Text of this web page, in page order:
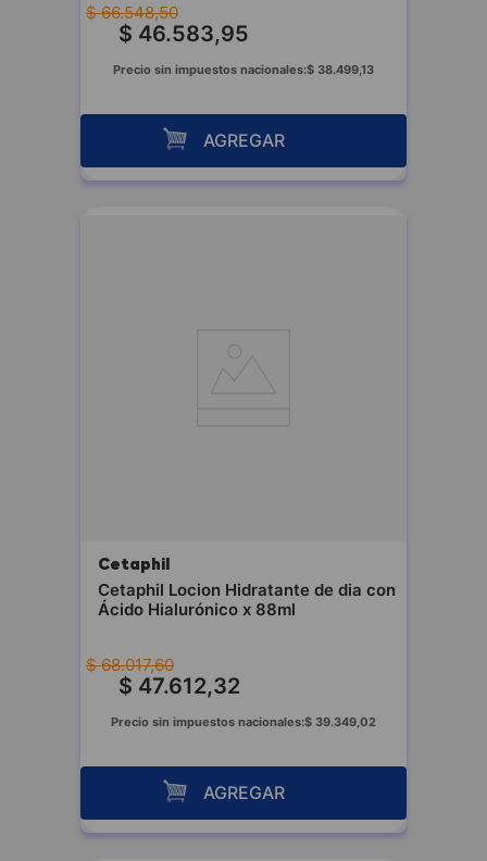
$ 66.548,50
$ 46.583,95
Precio sin impuestos nacionales:$ 38.49913
AGREGAR
Cetaphil
Cetaphil Locion Hidratante de dia con
Ácido Hialurónico x 88ml
$ 68.017,60
$ 47.612,32
Precio sin impuestos nacionales:$ 39.349,02
AGREGAR